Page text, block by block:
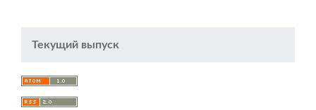
Текущий выпуск